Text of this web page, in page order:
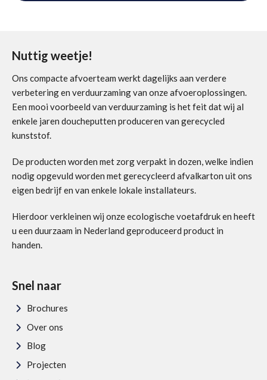
Nuttig weetje!
Ons compacte afvoerteam werkt dagelijks aan verdere
verbetering en verduurzaming van onze afvoeroplossingen.
Een mooi voorbeeld van verduurzaming is het feit dat wij al
enkele jaren doucheputten produceren van gerecycled
kunststof.
De producten worden met zorg verpakt in dozen, welke indien
nodig opgevuld worden met gerecycleerd afvalkarton uit ons
eigen bedrijf en van enkele lokale installateurs.
Hierdoor verkleinen wij onze ecologische voetafdruk en heeft
u een duurzaam in Nederland geproduceerd product in
handen.
Snel naar
Brochures
Over ons
Blog
Projecten